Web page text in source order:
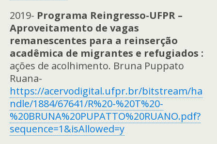
2019- Programa Reingresso-UFPR –
Aproveitamento de vagas
remanescentes para a reinserção
acadêmica de migrantes e refugiados :
ações de acolhimento. Bruna Puppato
Ruana-
https://acervodigital.ufpr.br/bitstream/ha
ndle/1884/67641/R%20-%20T%20-
%20BRUNA%20PUPATTO%20RUANO.pdf?
sequence=1&isAllowed=y